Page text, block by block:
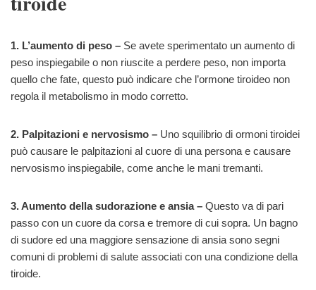
1. L’aumento di peso – Se avete sperimentato un aumento di
peso inspiegabile o non riuscite a perdere peso, non importa
quello che fate, questo può indicare che l’ormone tiroideo non
regola il metabolismo in modo corretto.
2. Palpitazioni e nervosismo – Uno squilibrio di ormoni tiroidei
può causare le palpitazioni al cuore di una persona e causare
nervosismo inspiegabile, come anche le mani tremanti.
3. Aumento della sudorazione e ansia – Questo va di pari
passo con un cuore da corsa e tremore di cui sopra. Un bagno
di sudore ed una maggiore sensazione di ansia sono segni
comuni di problemi di salute associati con una condizione della
tiroide.